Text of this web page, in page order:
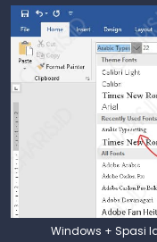
Windows + Spasi